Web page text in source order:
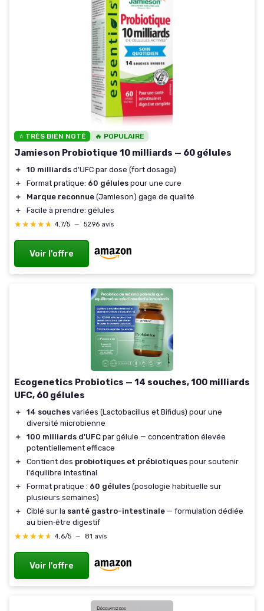
⭐ TRÈS BIEN NOTÉ 🔥 POPULAIRE
Jamieson Probiotique 10 milliards — 60 gélules
＋ 10 milliards d'UFC par dose (fort dosage)
＋
Format pratique: 60 gélules pour une cure
＋
Marque reconnue (Jamieson) gage de qualité
＋
Facile à prendre: gélules
★★★★★
★★★★★ 4,7/5 — 5296 avis
Voir l'offre
Ecogenetics Probiotics — 14 souches, 100 milliards
UFC, 60 gélules
＋ 14 souches variées (Lactobacillus et Bifidus) pour une
diversité microbienne
＋
100 milliards d'UFC par gélule — concentration élevée
potentiellement efficace
＋
Contient des probiotiques et prébiotiques pour soutenir
l'équilibre intestinal
＋
Format pratique : 60 gélules (posologie habituelle sur
plusieurs semaines)
＋
Ciblé sur la santé gastro-intestinale — formulation dédiée
au bien‑être digestif
★★★★★
★★★★★ 4,6/5 — 81 avis
Voir l'offre